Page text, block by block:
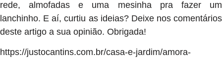
rede, almofadas e uma mesinha pra fazer um
lanchinho. E aí, curtiu as ideias? Deixe nos comentários
deste artigo a sua opinião. Obrigada!
https://justocantins.com.br/casa-e-jardim/amora-